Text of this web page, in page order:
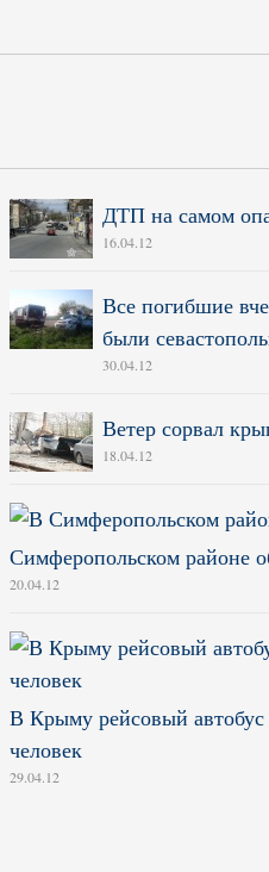
ДТП на самом
16.04.12
Все погибшие
были
30.04.12
Ветер сорвал
18.04.12
Симферопольском районе
20.04.12
В Крыму рейсовый
человек
29.04.12